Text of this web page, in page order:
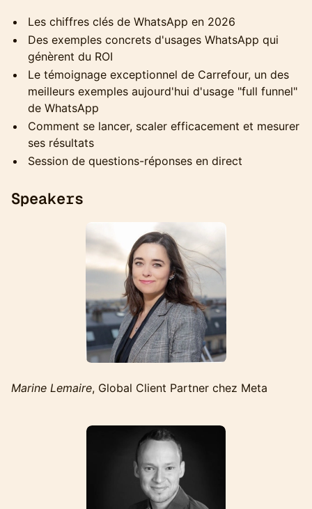
Les chiffres clés de WhatsApp en 2026
Des exemples concrets d'usages WhatsApp qui
génèrent du ROI
Le témoignage exceptionnel de Carrefour, un des
meilleurs exemples aujourd'hui d'usage "full funnel"
de WhatsApp
Comment se lancer, scaler efficacement et mesurer
ses résultats
Session de questions-réponses en direct
Speakers
Marine Lemaire, Global Client Partner chez Meta